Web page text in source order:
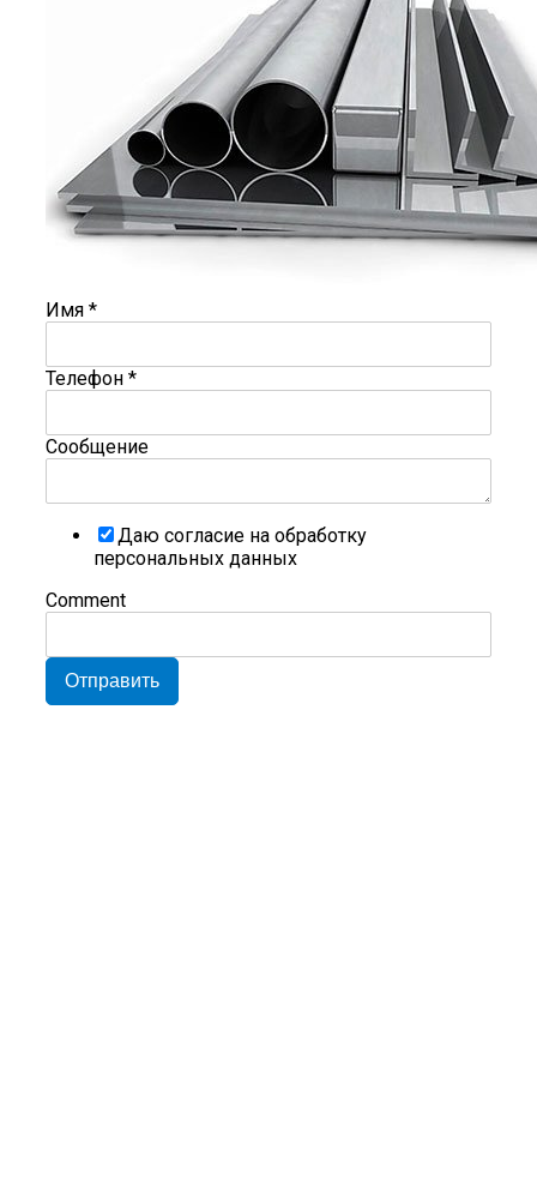
Имя *
Телефон *
Сообщение
Даю согласие на обработку
персональных данных
Comment
Отправить